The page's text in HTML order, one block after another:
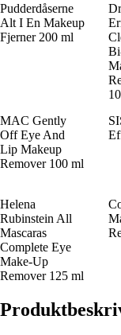
Pudderdåserne
Alt I En Makeup
Fjerner 200 ml
MAC Gently
Off Eye And
Lip Makeup
Remover 100 ml
Helena
Rubinstein All
Mascaras
Complete Eye
Make-Up
Remover 125 ml